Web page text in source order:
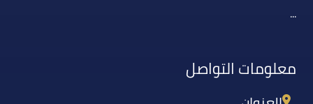
...
معلومات التواصل